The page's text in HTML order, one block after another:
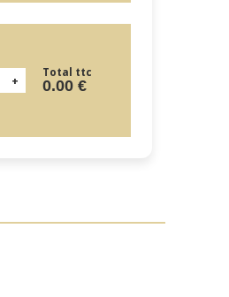
Total ttc
0.00 €